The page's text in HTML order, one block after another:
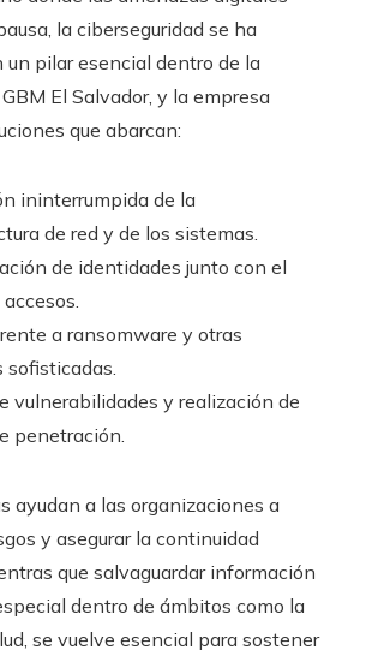
la ciberseguridad se ha
un pilar esencial dentro de la
El Salvador, y la empresa
que abarcan:
ininterrumpida de la
de red y de los sistemas.
de identidades junto con el
a ransomware y otras
sofisticadas.
vulnerabilidades y realización de
penetración.
ayudan a las organizaciones a
y asegurar la continuidad
que salvaguardar información
dentro de ámbitos como la
se vuelve esencial para sostener